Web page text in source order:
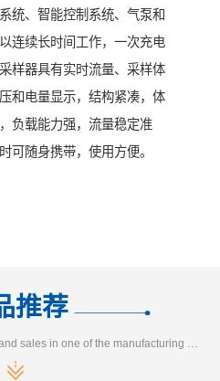
统、智能控制系统、气泵和
连续长时间工作，一次充电
样器具有实时流量、采样体
和电量显示，结构紧凑，体
负载能力强，流量稳定准
可随身携带，使用方便。
推荐